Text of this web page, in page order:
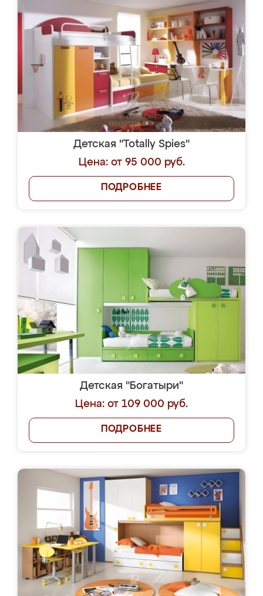
Детская "Totally Spies"
Цена: от 95 000 руб.
ПОДРОБНЕЕ
Детская "Богатыри"
Цена: от 109 000 руб.
ПОДРОБНЕЕ